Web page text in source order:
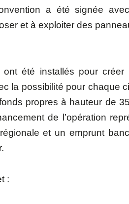
a été signée
et à exploiter des
été installés pour
la possibilité pour chaque
propres à hauteur de
de l’opération
et un emprunt
: